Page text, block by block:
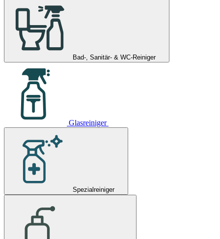
Bad-, Sanitär- & WC-Reiniger
Glasreiniger
Spezialreiniger